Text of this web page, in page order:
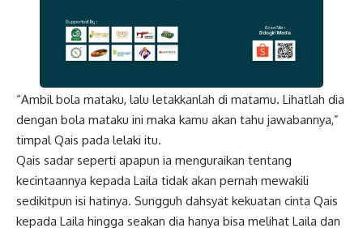
“Ambil bola mataku, lalu letakkanlah di matamu. Lihatlah dia
dengan bola mataku ini maka kamu akan tahu jawabannya,”
timpal Qais pada lelaki itu.
Qais sadar seperti apapun ia menguraikan tentang
kecintaannya kepada Laila tidak akan pernah mewakili
sedikitpun isi hatinya. Sungguh dahsyat kekuatan cinta Qais
kepada Laila hingga seakan dia hanya bisa melihat Laila dan